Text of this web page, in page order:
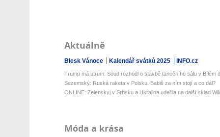
Aktuálně
Blesk Vánoce Kalendář svátků 2025 INFO.cz
Trump má utrum: Soud rozhodl o stavbě tanečního sálu v Bílém
Sezemský: Ruská raketa v Polsku. Babiš za ním stojí a co dál?
ONLINE: Zelenskyj v Srbsku a Ukrajina udeřila na další sklad
Móda a krása